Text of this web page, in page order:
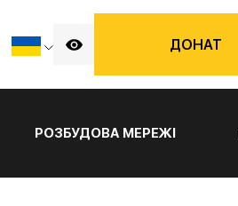
ДОНАТ
РОЗБУДОВА МЕРЕЖІ